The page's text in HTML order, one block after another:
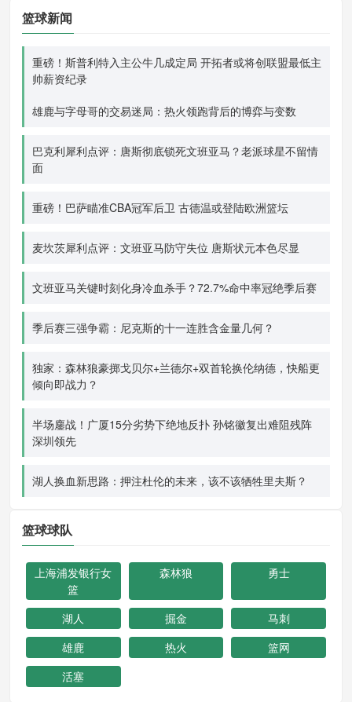
篮球新闻
重磅！斯普利特入主公牛几成定局 开拓者或将创联盟最低主
帅薪资纪录
雄鹿与字母哥的交易迷局：热火领跑背后的博弈与变数
巴克利犀利点评：唐斯彻底锁死文班亚马？老派球星不留情
面
重磅！巴萨瞄准CBA冠军后卫 古德温或登陆欧洲篮坛
麦坎茨犀利点评：文班亚马防守失位 唐斯状元本色尽显
文班亚马关键时刻化身冷血杀手？72.7%命中率冠绝季后赛
季后赛三强争霸：尼克斯的十一连胜含金量几何？
独家：森林狼豪掷戈贝尔+兰德尔+双首轮换伦纳德，快船更
倾向即战力？
半场鏖战！广厦15分劣势下绝地反扑 孙铭徽复出难阻残阵
深圳领先
湖人换血新思路：押注杜伦的未来，该不该牺牲里夫斯？
篮球球队
上海浦发银行女
篮
森林狼 勇士
湖人 掘金
马刺
雄鹿
热火
篮网
活塞